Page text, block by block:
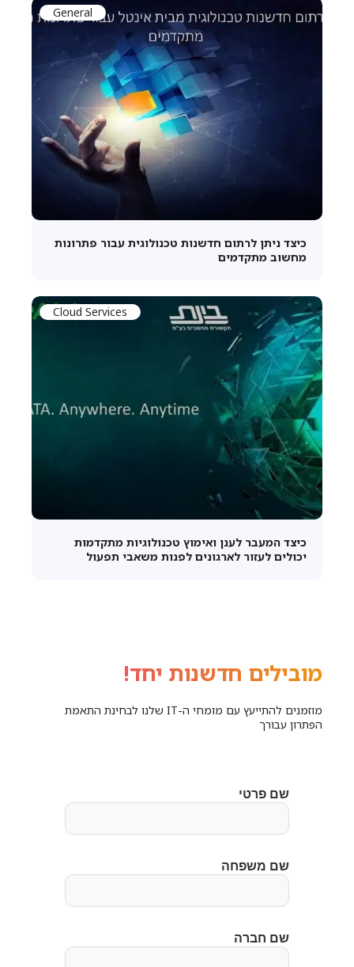
General
כיצד ניתן לרתום חדשנות טכנולוגית עבור פתרונות
מחשוב מתקדמים
Cloud Services
כיצד המעבר לענן ואימוץ טכנולוגיות מתקדמות
יכולים לעזור לארגונים לפנות משאבי תפעול
מובילים חדשנות יחד!
מוזמנים להתייעץ עם מומחי ה-IT שלנו לבחינת התאמת
הפתרון עבורך